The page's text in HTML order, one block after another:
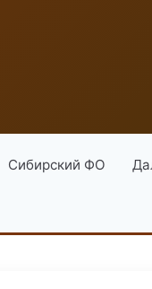
Сибирский ФО